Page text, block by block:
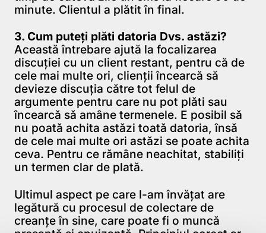
minute. Clientul a plătit în final.
3. Cum puteţi plăti datoria Dvs. astăzi?
Această întrebare ajută la focalizarea
discuţiei cu un client restant, pentru că de
cele mai multe ori, clienţii încearcă să
devieze discuţia către tot felul de
argumente pentru care nu pot plăti sau
încearcă să amâne termenele. E posibil să
nu poată achita astăzi toată datoria, însă
de cele mai multe ori astăzi se poate achita
ceva. Pentru ce rămâne neachitat, stabiliţi
un termen clar de plată.
Ultimul aspect pe care l-am învăţat are
legătură cu procesul de colectare de
creanţe în sine, care poate fi o muncă